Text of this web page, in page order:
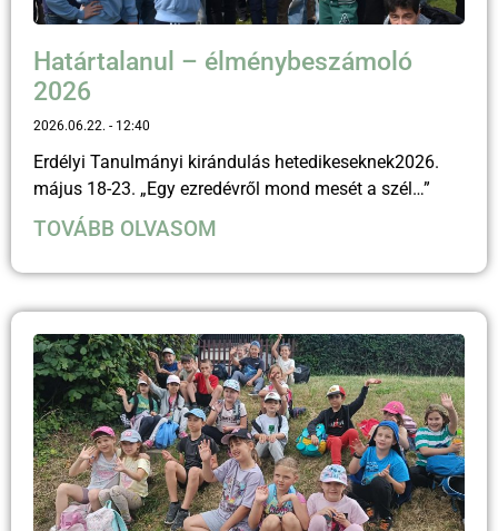
Határtalanul – élménybeszámoló
2026
2026.06.22. 12:40
Erdélyi Tanulmányi kirándulás hetedikeseknek2026.
május 18-23. „Egy ezredévről mond mesét a szél…”
TOVÁBB OLVASOM